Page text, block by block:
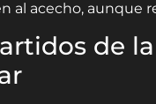
al acecho, aunque
de